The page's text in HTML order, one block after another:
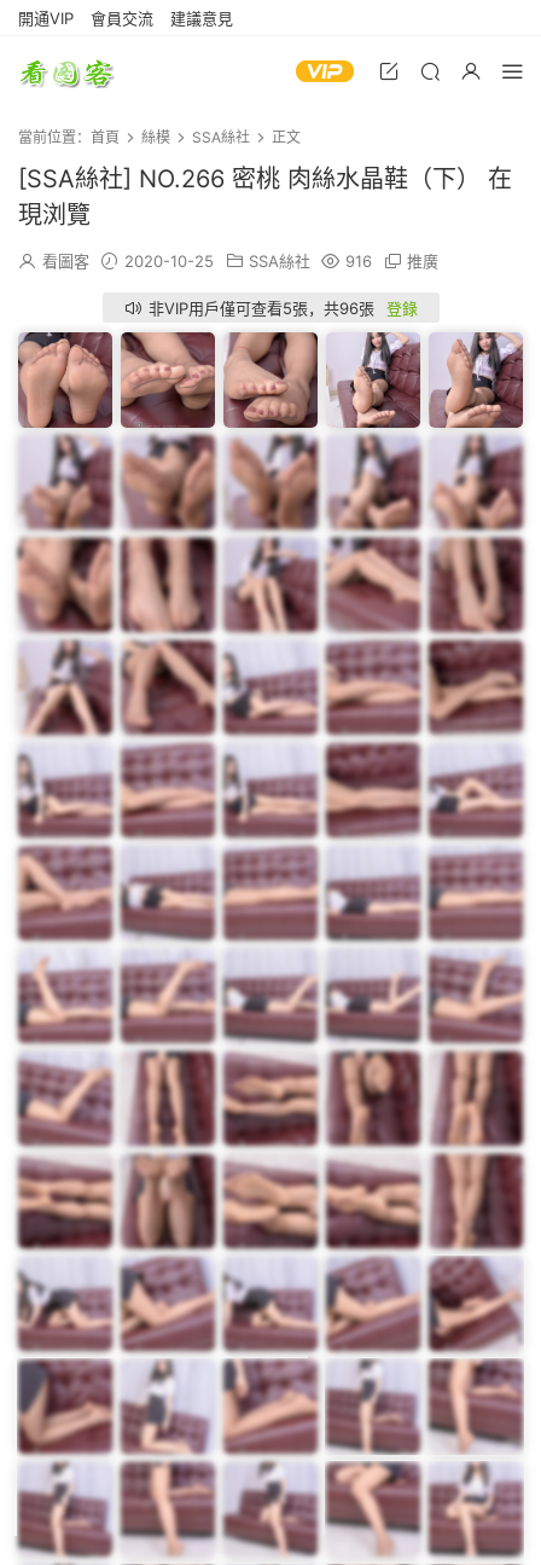
開通VIP 會員交流 建議意見
當前位置： 首頁 絲模 SSA絲社 正文
[SSA絲社] NO.266 密桃 肉絲水晶鞋（下） 在
現浏覽
看圖客 2020-10-25 SSA絲社 916 推廣
非VIP用戶僅可查看5張，共96張 登錄